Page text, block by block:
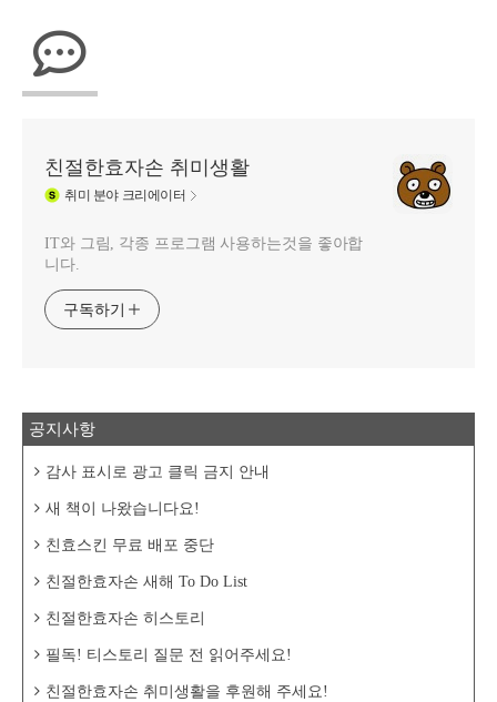
친절한효자손 취미생활
취미 분야 크리에이터
IT와 그림, 각종 프로그램 사용하는것을 좋아합
니다.
구독하기
공지사항
감사 표시로 광고 클릭 금지 안내
새 책이 나왔습니다요!
친효스킨 무료 배포 중단
친절한효자손 새해 To Do List
친절한효자손 히스토리
필독! 티스토리 질문 전 읽어주세요!
친절한효자손 취미생활을 후원해 주세요!